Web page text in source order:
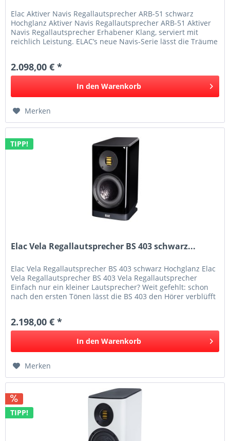
Elac Aktiver Navis Regallautsprecher ARB-51 schwarz
Hochglanz Aktiver Navis Regallautsprecher ARB-51 Aktiver
Navis Regallautsprecher Erhabener Klang, serviert mit
reichlich Leistung. ELAC’s neue Navis-Serie lässt die Träume
2.098,00 € *
In den Warenkorb
Merken
TIPP!
Elac Vela Regallautsprecher BS 403 schwarz...
Elac Vela Regallautsprecher BS 403 schwarz Hochglanz Elac
Vela Regallautsprecher BS 403 Vela Regallautsprecher
Einfach nur ein kleiner Lautsprecher? Weit gefehlt: schon
nach den ersten Tönen lässt die BS 403 den Hörer verblüfft
2.198,00 € *
In den Warenkorb
Merken
TIPP!